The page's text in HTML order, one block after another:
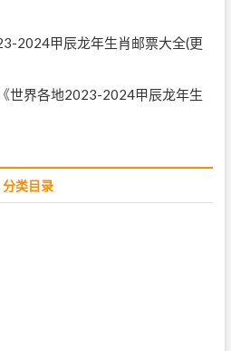
2024甲辰龙年生肖邮票大全(更
世界各地2023-2024甲辰龙年生
分类目录